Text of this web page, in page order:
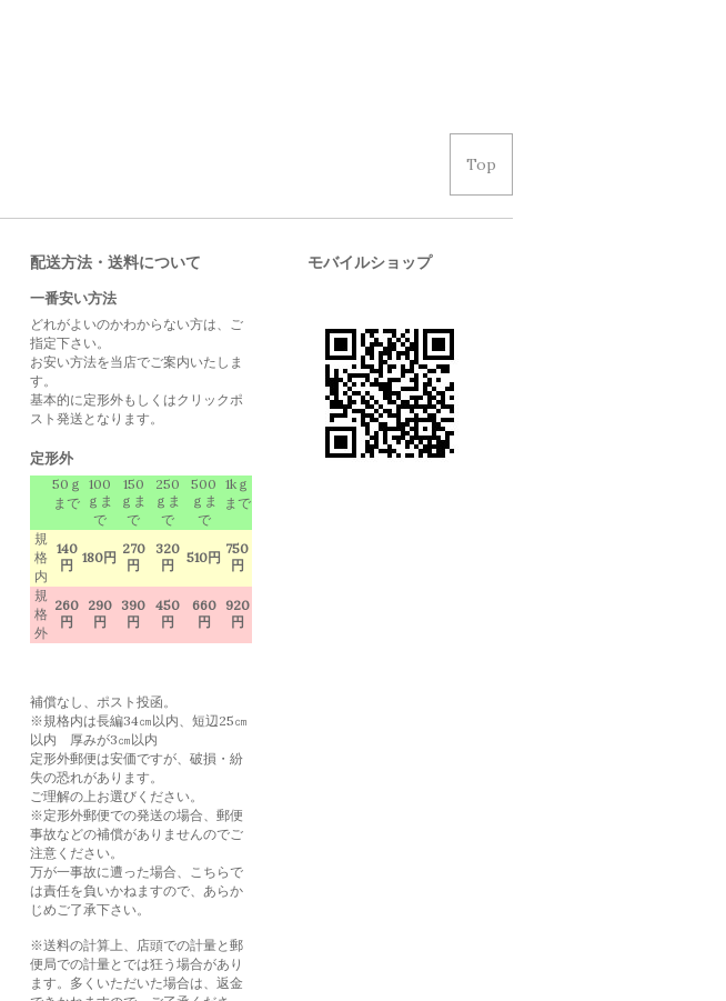
Top
配送方法・送料について
一番安い方法
どれがよいのかわからない方は、ご
指定下さい。
お安い方法を当店でご案内いたしま
す。
基本的に定形外もしくはクリックポ
スト発送となります。
定形外
50ｇ
まで
100
ｇま
で
150
ｇま
で
250
ｇま
で
500
ｇま
で
1kｇ
まで
規
格
内
140
円 180円
270
円
320
円
510円
750
円
規
格
外
260
円
290
円
390
円
450
円
660
円
920
円
補償なし、ポスト投函。
※規格内は長編34㎝以内、短辺25㎝
以内 厚みが3㎝以内
定形外郵便は安価ですが、破損・紛
失の恐れがあります。
ご理解の上お選びください。
※定形外郵便での発送の場合、郵便
事故などの補償がありませんのでご
注意ください。
万が一事故に遭った場合、こちらで
は責任を負いかねますので、あらか
じめご了承下さい。
※送料の計算上、店頭での計量と郵
便局での計量とでは狂う場合があり
ます。多くいただいた場合は、返金
モバイルショップ